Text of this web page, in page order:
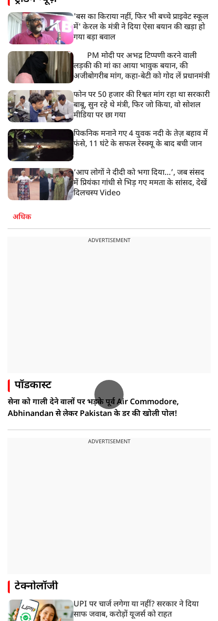
'बस का किराया नहीं, फिर भी बच्चे प्राइवेट स्कूल
में' केरल के मंत्री ने दिया ऐसा बयान की खड़ा हो
गया बड़ा बवाल
PM मोदी पर अभद्र टिप्पणी करने वाली
लड़की की मां का आया भावुक बयान, की
अजीबोगरीब मांग, कहा-बेटी को गोद लें प्रधानमंत्री
फोन पर 50 हजार की रिश्वत मांग रहा था सरकारी
बाबू, सुन रहे थे मंत्री, फिर जो किया, वो सोशल
मीडिया पर छा गया
पिकनिक मनाने गए 4 युवक नदी के तेज़ बहाव में
फंसे, 11 घंटे के सफल रेस्क्यू के बाद बची जान
‘आप लोगों ने दीदी को भगा दिया…’, जब संसद
में प्रियंका गांधी से भिड़ गए ममता के सांसद, देखें
दिलचस्प Video
अधिक
ADVERTISEMENT
पॉडकास्ट
सेना को गाली देने वालों पर भड़के पूर्व Air Commodore,
Abhinandan से लेकर Pakistan के डर की खोली पोल!
ADVERTISEMENT
टेक्नोलॉजी
UPI पर चार्ज लगेगा या नहीं? सरकार ने दिया
साफ जवाब, करोड़ों यूजर्स को राहत